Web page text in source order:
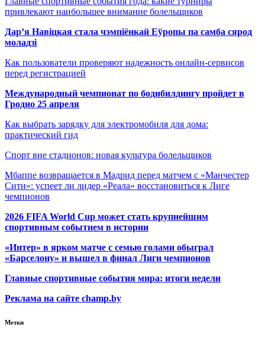
привлекают наибольшее внимание болельщиков
Дар’я Навіцкая стала чэмпіёнкай Еўропы па самба сярод
моладзі
Как пользователи проверяют надежность онлайн-сервисов
перед регистрацией
Международный чемпионат по бодибилдингу пройдет в
Гродно 25 апреля
Как выбрать зарядку для электромобиля для дома:
практический гид
Спорт вне стадионов: новая культура болельщиков
Мбаппе возвращается в Мадрид перед матчем с «Манчестер
Сити»: успеет ли лидер «Реала» восстановиться к Лиге
чемпионов
2026 FIFA World Cup может стать крупнейшим
спортивным событием в истории
«Интер» в ярком матче с семью голами обыграл
«Барселону» и вышел в финал Лиги чемпионов
Главные спортивные события мира: итоги недели
Реклама на сайте champ.by
Метки